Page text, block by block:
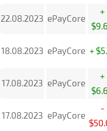
22.08.2023 ePayCore
+
18.08.2023 ePayCore +
17.08.2023 ePayCore
+
17.08.2023 ePayCore
-